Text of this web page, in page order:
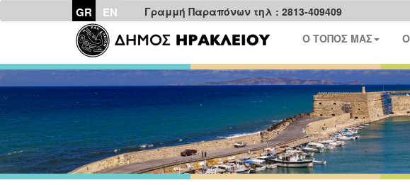
GR EN Γραμμή Παραπόνων τηλ : 2813-409409
Ο ΤΟΠΟΣ ΜΑΣ